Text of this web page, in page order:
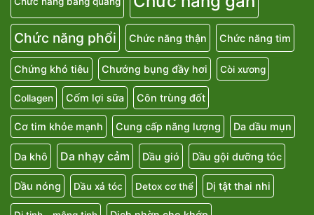
Chức năng phổi Chức năng thận Chức năng tim
Chứng khó tiêu Chướng bụng đầy hơi Còi xương
Collagen Cốm lợi sữa Côn trùng đốt
Cơ tim khỏe mạnh Cung cấp năng lượng Da dầu mụn
Da khô Da nhạy cảm Dầu gió Dầu gội dưỡng tóc
Dầu nóng Dầu xả tóc Detox cơ thể Dị tật thai nhi